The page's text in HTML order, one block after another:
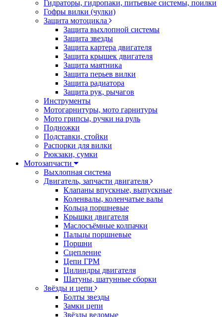
Гидраторы, гидропаки, питьевые системы, поилки
Гофры вилки (чулки)
Защита мотоцикла
Защита выхлопной системы
Защита звезды
Защита картера двигателя
Защита крышек двигателя
Защита маятника
Защита перьев вилки
Защита радиатора
Защита рук, рычагов
Инструменты
Мотогарнитуры, мото гарнитуры
Мото грипсы, ручки на руль
Подножки
Подставки, стойки
Распорки для вилки
Рюкзаки, сумки
Мотозапчасти
Выхлопная система
Двигатель, запчасти двигателя
Клапаны впускные, выпускные
Коленвалы, коленчатые валы
Кольца поршневые
Крышки двигателя
Маслосъёмные колпачки
Пальцы поршневые
Поршни
Сцепление
Цепи ГРМ
Цилиндры двигателя
Шатуны, шатунные сборки
Звёзды и цепи
Болты звезды
Замки цепи
Звёзды ведомые